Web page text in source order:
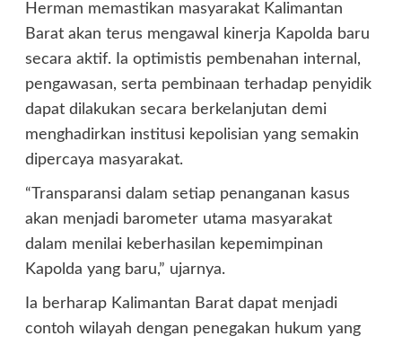
Herman memastikan masyarakat Kalimantan
Barat akan terus mengawal kinerja Kapolda baru
secara aktif. Ia optimistis pembenahan internal,
pengawasan, serta pembinaan terhadap penyidik
dapat dilakukan secara berkelanjutan demi
menghadirkan institusi kepolisian yang semakin
dipercaya masyarakat.
“Transparansi dalam setiap penanganan kasus
akan menjadi barometer utama masyarakat
dalam menilai keberhasilan kepemimpinan
Kapolda yang baru,” ujarnya.
Ia berharap Kalimantan Barat dapat menjadi
contoh wilayah dengan penegakan hukum yang